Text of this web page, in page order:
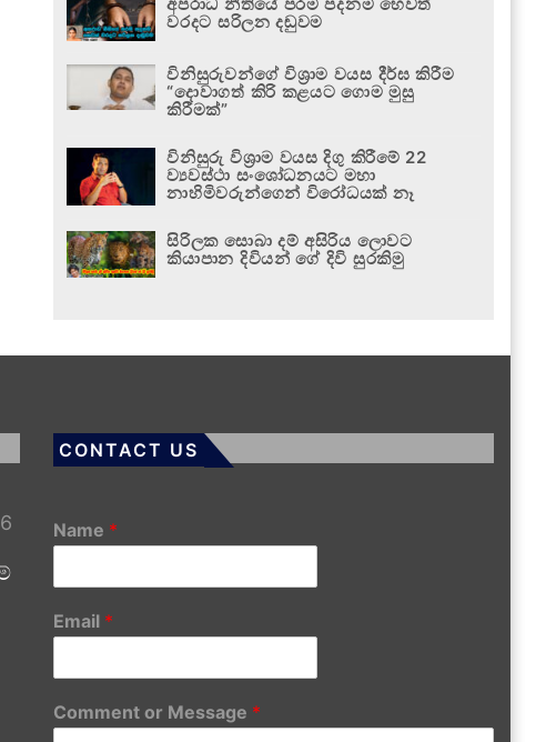
වරදට සරිලන දඬුවම
විනිසුරුවන්ගේ විශ්‍රාම වයස දීර්ඝ කිරීම
“දොවාගත් කිරි කළයට ගොම මුසු
කිරීමක්”
විනිසුරු විශ්‍රාම වයස දිගු කිරීමේ 22
ව්‍යවස්ථා සංශෝධනයට මහා
නාහිමිවරුන්ගෙන් විරෝධයක් නෑ
සිරිලක සොබා දම් අසිරිය ලොවට
කියාපාන දිවියන් ගේ දිවි සුරකිමු
CONTACT US
Name *
Email *
Comment or Message *